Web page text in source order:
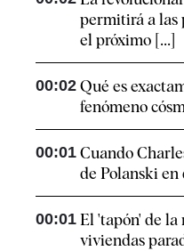
permitirá a las
el próximo [...]
00:02 Qué es
fenómeno
00:01 Cuando
de Polanski en
00:01 El 'tapón' de la
viviendas